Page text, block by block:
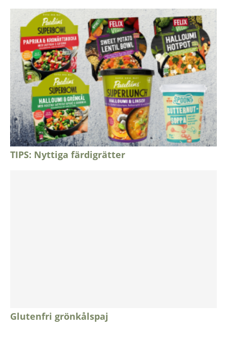
TIPS: Nyttiga färdigrätter
Glutenfri grönkålspaj